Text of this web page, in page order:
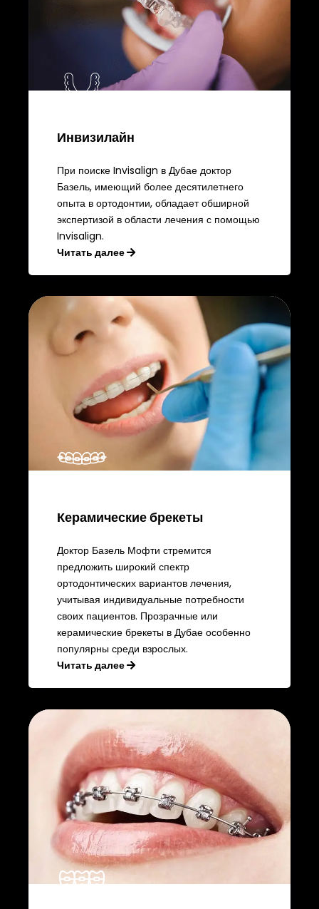
Инвизилайн
При поиске Invisalign в Дубае доктор
Базель, имеющий более десятилетнего
опыта в ортодонтии, обладает обширной
экспертизой в области лечения с помощью
Invisalign.
Читать далее
Керамические брекеты
Доктор Базель Мофти стремится
предложить широкий спектр
ортодонтических вариантов лечения,
учитывая индивидуальные потребности
своих пациентов. Прозрачные или
керамические брекеты в Дубае особенно
популярны среди взрослых.
Читать далее